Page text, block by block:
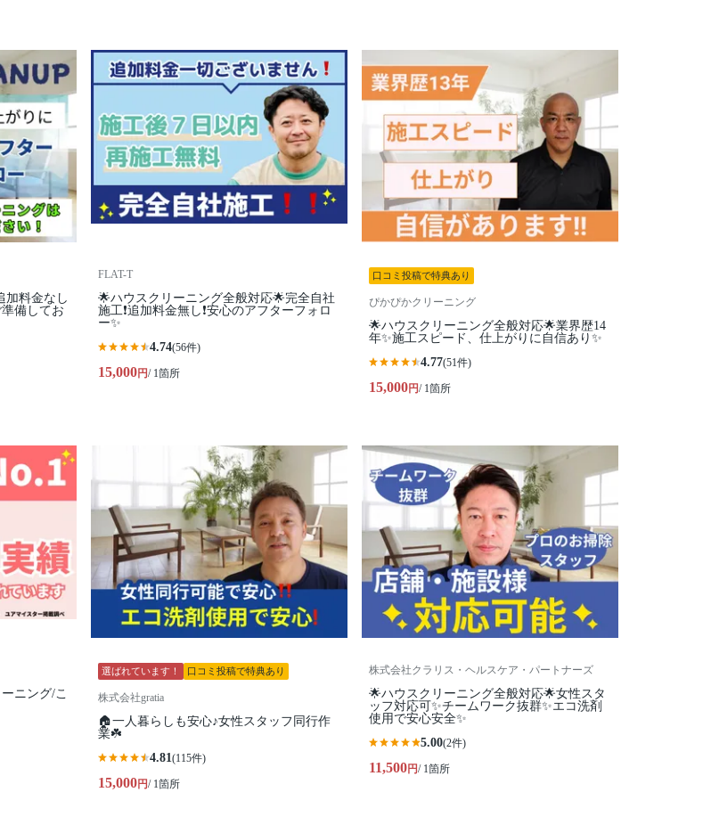
加料金なし
備してお
FLAT-T
🌟ハウスクリーニング全般対応🌟完全自社
施工❗️追加料金無し❗️安心のアフターフォロ
ー✨
4.74(56件)
15,000円/ 1箇所
口コミ投稿で特典あり
ぴかぴかクリーニング
🌟ハウスクリーニング全般対応🌟業界歴14
年✨施工スピード、仕上がりに自信あり✨
4.77(51件)
15,000円/ 1箇所
ニング/こ
選ばれています！ 口コミ投稿で特典あり
株式会社gratia
🏠一人暮らしも安心♪女性スタッフ同行作
業☘️
4.81(115件)
15,000円/ 1箇所
株式会社クラリス・ヘルスケア・パートナーズ
🌟ハウスクリーニング全般対応🌟女性スタ
ッフ対応可✨チームワーク抜群✨エコ洗剤
使用で安心安全✨
5.00(2件)
11,500円/ 1箇所